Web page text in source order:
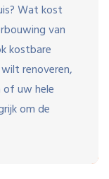
Wat kost
van
kostbare
renoveren,
of uw hele
om de